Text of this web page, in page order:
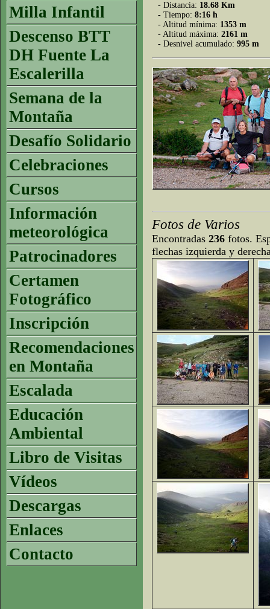
Milla Infantil
Descenso BTT
DH Fuente La
Escalerilla
Semana de la
Montaña
Desafío Solidario
Celebraciones
Cursos
Información
meteorológica
Patrocinadores
Certamen
Fotográfico
Inscripción
Recomendaciones
en Montaña
Escalada
Educación
Ambiental
Libro de Visitas
Vídeos
Descargas
Enlaces
Contacto
- Distancia: 18.68 Km
- Tiempo: 8:16 h
- Altitud mínima: 1353 m
- Altitud máxima: 2161 m
- Desnivel acumulado: 995 m
Fotos de Varios
Encontradas 236 fotos.
flechas izquierda y